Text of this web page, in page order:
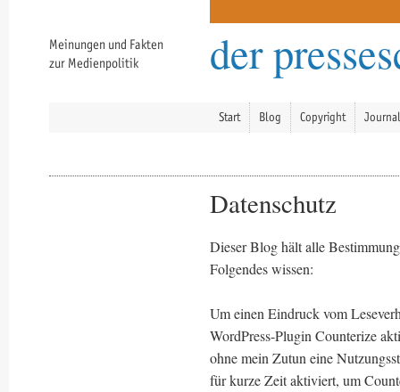
Meinungen und Fakten
zur Medienpolitik
der
Start Blog Copyright
Datenschutz
Dieser Blog hält alle
Folgendes wissen:
Um einen Eindruck vom
WordPress-Plugin Counterize
ohne mein Zutun eine
für kurze Zeit aktiviert, um